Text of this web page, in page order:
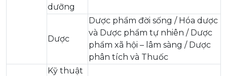
dưỡng
Dược
Dược phẩm đời sống / Hóa dược
và Dược phẩm tự nhiên / Dược
phẩm xã hội – lâm sàng / Dược
phân tích và Thuốc
Kỹ thuật